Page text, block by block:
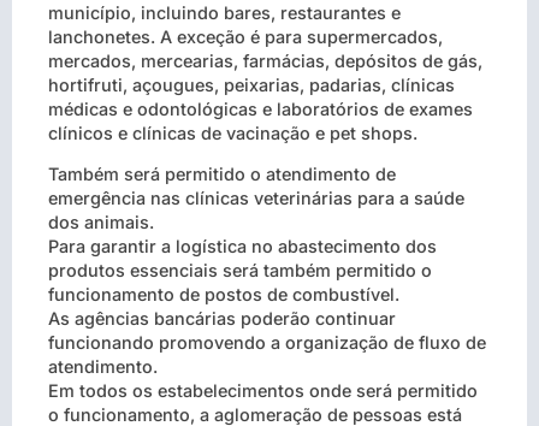
município, incluindo bares, restaurantes e
lanchonetes. A exceção é para supermercados,
mercados, mercearias, farmácias, depósitos de gás,
hortifruti, açougues, peixarias, padarias, clínicas
médicas e odontológicas e laboratórios de exames
clínicos e clínicas de vacinação e pet shops.
Também será permitido o atendimento de
emergência nas clínicas veterinárias para a saúde
dos animais.
Para garantir a logística no abastecimento dos
produtos essenciais será também permitido o
funcionamento de postos de combustível.
As agências bancárias poderão continuar
funcionando promovendo a organização de fluxo de
atendimento.
Em todos os estabelecimentos onde será permitido
o funcionamento, a aglomeração de pessoas está